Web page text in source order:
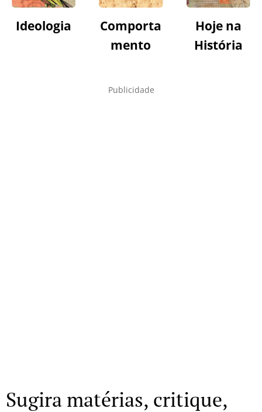
Ideologia
Comporta
mento
Hoje na
História
Publicidade
Sugira matérias, critique,